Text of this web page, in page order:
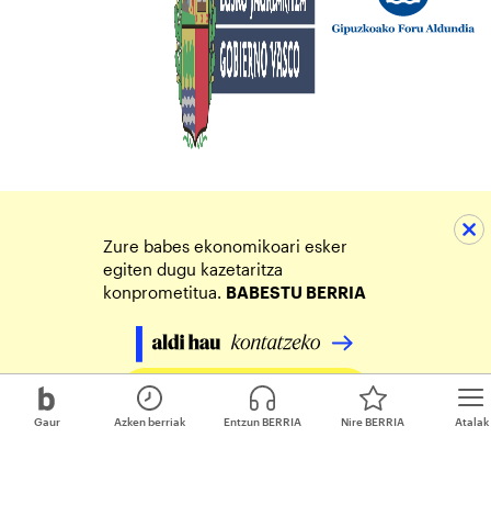
Gaur Atalak
Azken berriak Entzun BERRIA Nire BERRIA
Zure babes ekonomikoari esker
egiten dugu kazetaritza
konprometitua. BABESTU BERRIA
Egin zure ekarpena